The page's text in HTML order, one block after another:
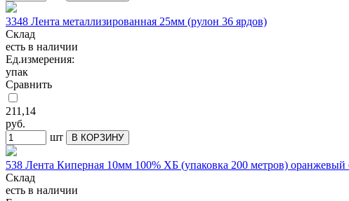
3348 Лента металлизированная 25мм (рулон 36 ярдов)
Склад
есть в наличии
Ед.измерения:
упак
Сравнить
211,14
руб.
шт
В КОРЗИНУ
538 Лента Киперная 10мм 100% ХБ (упаковка 200 метров) оранжевый
Склад
есть в наличии